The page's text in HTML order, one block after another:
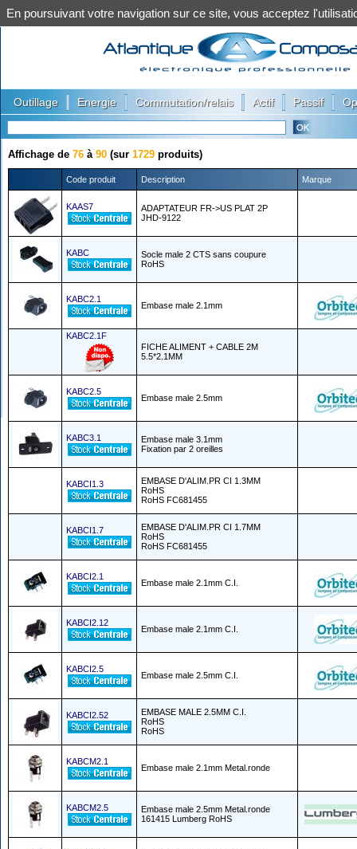
Outillage Energie Commutation/relais Actif Passif
Affichage de 76 à 90 (sur 1729 produits)
Code produit Description Marque
KAAS7
ADAPTATEUR FR->US PLAT 2P
JHD-9122
KABC
Socle male 2 CTS sans coupure
RoHS
KABC2.1
Embase male 2.1mm
KABC2.1F
FICHE ALIMENT + CABLE 2M
5.5*2.1MM
KABC2.5
Embase male 2.5mm
KABC3.1
Embase male 3.1mm
Fixation par 2 oreilles
KABCI1.3
EMBASE D'ALIM.PR CI 1.3MM
RoHS
RoHS FC681455
KABCI1.7
EMBASE D'ALIM.PR CI 1.7MM
RoHS
RoHS FC681455
KABCI2.1
Embase male 2.1mm C.I.
KABCI2.12
Embase male 2.1mm C.I.
KABCI2.5
Embase male 2.5mm C.I.
KABCI2.52
EMBASE MALE 2.5MM C.I.
RoHS
RoHS
KABCM2.1
Embase male 2.1mm Metal.ronde
KABCM2.5
Embase male 2.5mm Metal.ronde
161415 Lumberg RoHS
En poursuivant votre navigation sur ce site, vous acceptez